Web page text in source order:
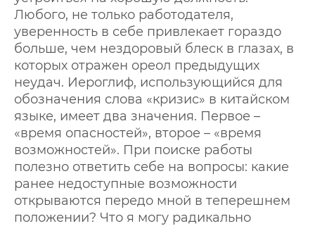
Любого, не только работодателя,
уверенность в себе привлекает гораздо
больше, чем нездоровый блеск в глазах, в
которых отражен ореол предыдущих
неудач. Иероглиф, использующийся для
обозначения слова «кризис» в китайском
языке, имеет два значения. Первое –
«время опасностей», второе – «время
возможностей». При поиске работы
полезно ответить себе на вопросы: какие
ранее недоступные возможности
открываются передо мной в теперешнем
положении? Что я могу радикально